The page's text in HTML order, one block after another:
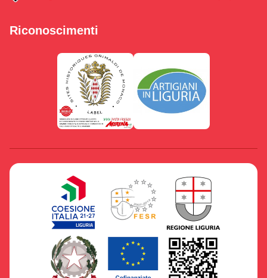
Riconoscimenti